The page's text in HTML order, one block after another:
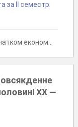
за ІІ семестр.
Японії після Другої світової війни?
XX —